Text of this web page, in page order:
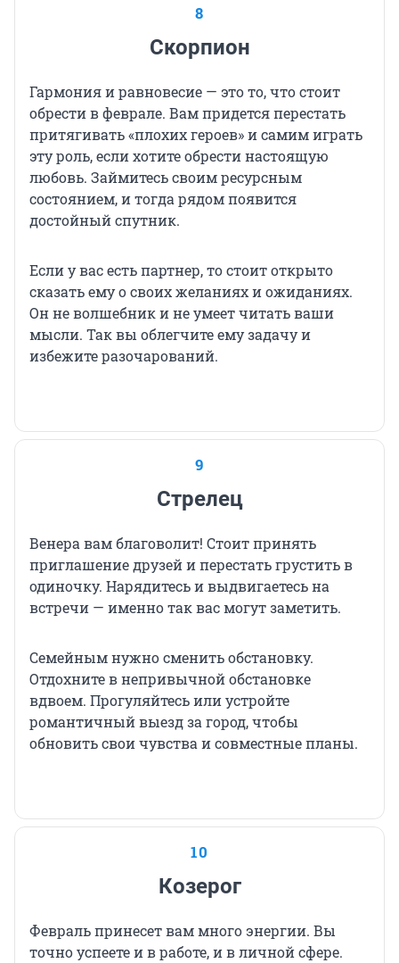
8
Скорпион
Гармония и равновесие — это то, что стоит
обрести в феврале. Вам придется перестать
притягивать «плохих героев» и самим играть
эту роль, если хотите обрести настоящую
любовь. Займитесь своим ресурсным
состоянием, и тогда рядом появится
достойный спутник.
Если у вас есть партнер, то стоит открыто
сказать ему о своих желаниях и ожиданиях.
Он не волшебник и не умеет читать ваши
мысли. Так вы облегчите ему задачу и
избежите разочарований.
9
Стрелец
Венера вам благоволит! Стоит принять
приглашение друзей и перестать грустить в
одиночку. Нарядитесь и выдвигаетесь на
встречи — именно так вас могут заметить.
Семейным нужно сменить обстановку.
Отдохните в непривычной обстановке
вдвоем. Прогуляйтесь или устройте
романтичный выезд за город, чтобы
обновить свои чувства и совместные планы.
10
Козерог
Февраль принесет вам много энергии. Вы
точно успеете и в работе, и в личной сфере.